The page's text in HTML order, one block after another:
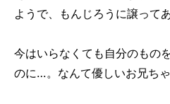
ようで、もんじろうに譲って
今はいらなくても自分のもの
のに…。なんて優しいお兄ちゃ